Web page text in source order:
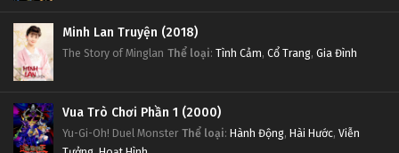
Minh Lan Truyện (2018)
The Story of Minglan Thể loại: Tình Cảm, Cổ Trang, Gia Đình
Vua Trò Chơi Phần 1 (2000)
Yu-Gi-Oh! Duel Monster Thể loại: Hành Động, Hài Hước, Viễn